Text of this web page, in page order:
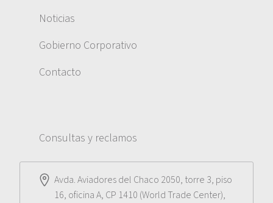
Noticias
Gobierno Corporativo
Contacto
Consultas y reclamos
Avda. Aviadores del Chaco 2050, torre 3, piso
16, oficina A, CP 1410 (World Trade Center),